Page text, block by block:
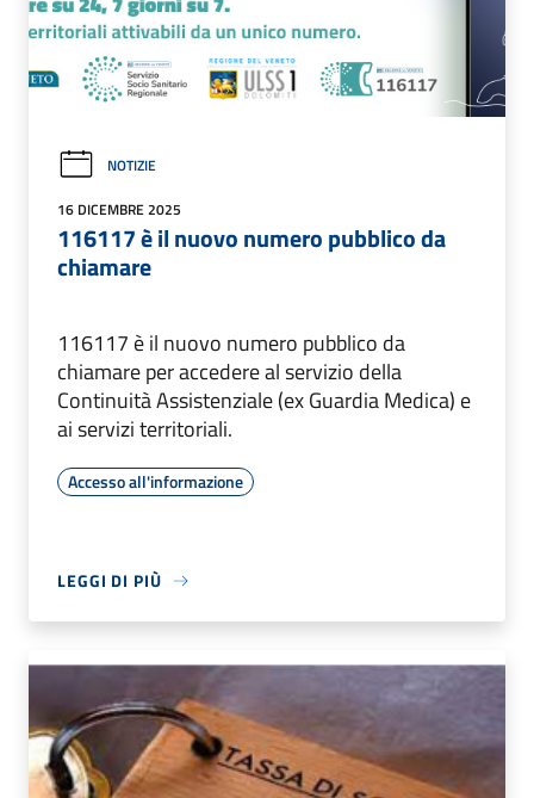
NOTIZIE
16 DICEMBRE 2025
116117 è il nuovo numero pubblico da
chiamare
116117 è il nuovo numero pubblico da
chiamare per accedere al servizio della
Continuità Assistenziale (ex Guardia Medica) e
ai servizi territoriali.
Accesso all'informazione
LEGGI DI PIÙ